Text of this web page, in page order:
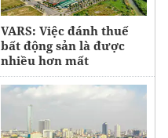
VARS: Việc đánh thuế
bất động sản là được
nhiều hơn mất